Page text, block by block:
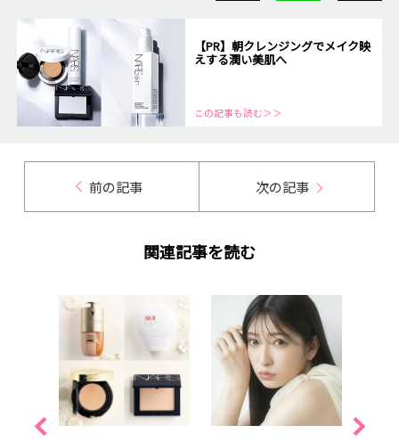
【PR】朝クレンジングでメイク映
えする潤い美肌へ
この記事も読む＞＞
前の記事 次の記事
関連記事を読む